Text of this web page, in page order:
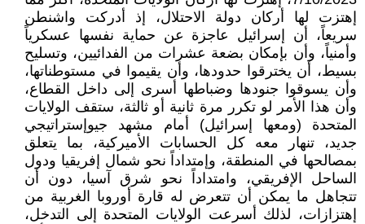
إهتزت لها أركان دولة الاحتلال، إذ أدركت واشنطن
سريعاً، أن إسرائيل عاجزة عن حماية نفسها عسكرياً
وأمنياً، وأن بإمكان بضعة عشرات من الفدائيين، وتسليح
بسيط، أن يخترقوا حدودها، وأن يقيموا في مستوطناتها،
وأن يسوقوا جنودها وضباطها أسرى إلى داخل القطاع،
وأن هذا الأمر لو تكرر مرة ثانية أو ثالثة، ستقف الولايات
المتحدة (ومعها إسرائيل) أمام مشهد جيوإستراتيجي
جديد، تنهار معه كل الحسابات الأميركية، بما يتعلق
بمصالحها في المنطقة، وإمتداداً نحو شمال إفريقيا ودول
الساحل الإفريقي، وامتداداً نحو شرق آسيا، دون أن
تتجاهل ما يمكن أن تتعرض له قارة أوروبا الغربية من
إهتزازات، لذلك أسرعت الولايات المتحدة إلى التدخل،